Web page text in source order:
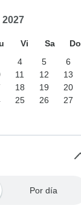
Vi Sa
Do
4 5
6
11 12
13
18 19
20
25 26
27
Por día